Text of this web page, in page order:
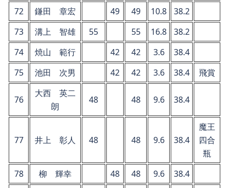
72
鎌田 章宏 49 49 10.8
38.2
73
溝上 智雄 55 55 16.8
38.2
74
焼山 範行 42 42 3.6
38.4
75
池田 次男 42 42 3.6 38.4 飛賞
76
大西 英二
朗
48 48 9.6 38.4
77 井上 彰人 48 48 9.6 38.4
魔王
四合
瓶
78
柳 輝幸 48 48 9.6
38.4